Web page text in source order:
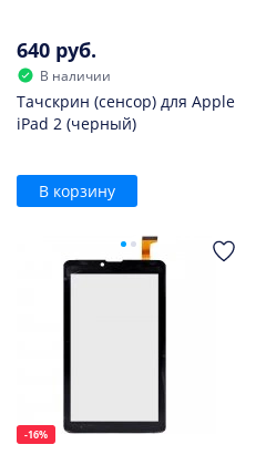
640 руб.
В наличии
Тачскрин (сенсор) для Apple
iPad 2 (черный)
В корзину
-16%